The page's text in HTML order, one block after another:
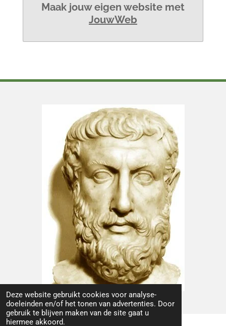
Deze website gebruikt cookies voor analyse-
doeleinden en/of het tonen van advertenties. Door
gebruik te blijven maken van de site gaat u
hiermee akkoord.
Maak jouw eigen website met
JouwWeb